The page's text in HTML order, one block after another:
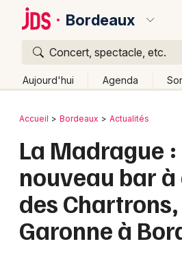
Bordeaux
Concert, spectacle, etc.
Aujourd'hui Agenda
Publier un événement
Grands événements
Activité & Expérience
Bordeaux
Colmar
Lille
Lyon
Retour
Accueil Bordeaux Actualités
La Madrague :
nouveau bar
des
Garonne à
Quoi ?
Où ?
Partout
Près de moi Changer
Quand ?
Aujourd'hui
Demain Ce week-